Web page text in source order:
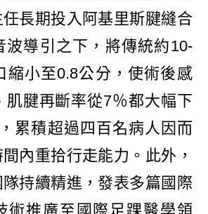
長期投入阿基里斯腱縫合
波導引之下，將傳統約10-
縮小至0.8公分，使術後感
肌腱再斷率從7％都大幅下
累積超過四百名病人因而
內重拾行走能力。此外，
持續精進，發表多篇國際
術推廣至國際足踝醫學領